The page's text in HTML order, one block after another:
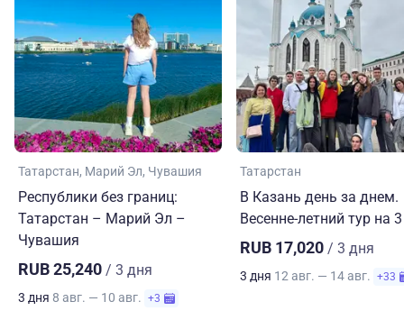
Татарстан Марий Эл Чувашия
Республики без границ:
Татарстан – Марий Эл –
Чувашия
RUB 25,240 / 3 дня
3 дня 8 авг. — 10 авг. +3
Татарстан
В Казань день за днем.
Весенне-летний тур на
RUB 17,020 / 3 дня
3 дня 12 авг. — 14 авг. +33